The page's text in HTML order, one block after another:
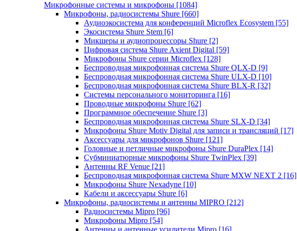
Микрофонные системы и микрофоны [1084]
Микрофоны, радиосистемы Shure [660]
Аудиоэкосистема для конференций Microflex Ecosystem [55]
Экосистема Shure Stem [6]
Микшеры и аудиопроцессоры Shure [2]
Цифровая система Shure Axient Digital [59]
Микрофоны Shure серии Microflex [128]
Беспроводная микрофонная система Shure QLX-D [9]
Беспроводная микрофонная система Shure ULX-D [10]
Беспроводная микрофонная система Shure BLX-R [32]
Системы персонального мониторинга [16]
Проводные микрофоны Shure [62]
Программное обеспечение Shure [3]
Беспроводная микрофонная система Shure SLX-D [34]
Микрофоны Shure Motiv Digital для записи и трансляций [17]
Аксессуары для микрофонов Shure [121]
Головные и петличные микрофоны Shure DuraPlex [14]
Субминиатюрные микрофоны Shure TwinPlex [39]
Антенны RF Venue [21]
Беспроводная микрофонная система Shure MXW NEXT 2 [16]
Микрофоны Shure Nexadyne [10]
Кабели и аксессуары Shure [6]
Микрофоны, радиосистемы и антенны MIPRO [212]
Радиосистемы Mipro [96]
Микрофоны Mipro [54]
Антенны и антенные усилители Mipro [16]